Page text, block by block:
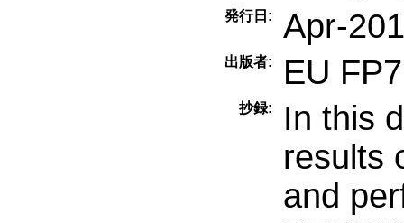
発行日: Apr-
出版者: EU
抄録:
In this
results
and